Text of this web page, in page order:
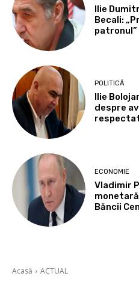
Ilie
Becali:
patronul”
POLITICĂ
Ilie
despre
ECONOMIE
Vladimir
Băncii